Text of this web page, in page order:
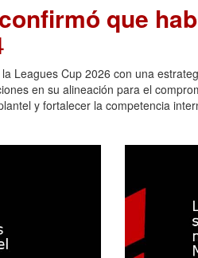
que
Leagues Cup 2026 con una
en su alineación para el
y fortalecer la competencia